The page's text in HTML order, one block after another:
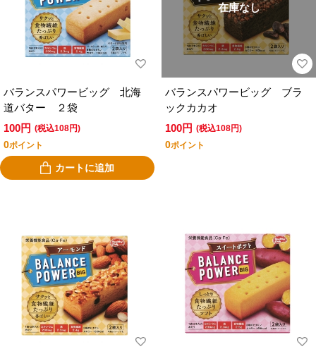
バランスパワービッグ 北海
道バター ２袋
100円 (税込108円)
0ポイント
カートに追加
在庫なし
バランスパワービッグ ブラ
ックカカオ
100円 (税込108円)
0ポイント